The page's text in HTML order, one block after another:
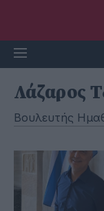
Λάζαρος
Βουλευτής